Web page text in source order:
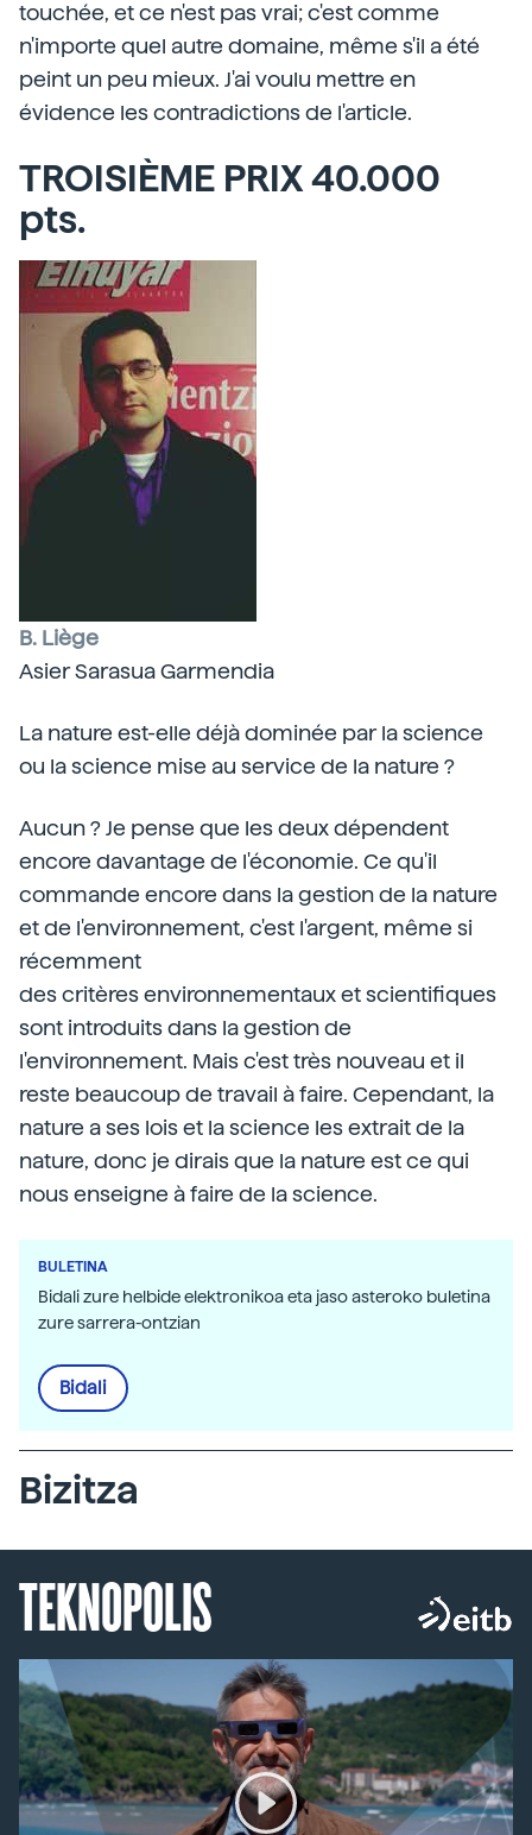
touchée, et ce n'est pas vrai; c'est comme
n'importe quel autre domaine, même s'il a été
peint un peu mieux. J'ai voulu mettre en
évidence les contradictions de l'article.
TROISIÈME PRIX 40.000
pts.
B. Liège
Asier Sarasua Garmendia
La nature est-elle déjà dominée par la science
ou la science mise au service de la nature ?
Aucun ? Je pense que les deux dépendent
encore davantage de l'économie. Ce qu'il
commande encore dans la gestion de la nature
et de l'environnement, c'est l'argent, même si
récemment
des critères environnementaux et scientifiques
sont introduits dans la gestion de
l'environnement. Mais c'est très nouveau et il
reste beaucoup de travail à faire. Cependant, la
nature a ses lois et la science les extrait de la
nature, donc je dirais que la nature est ce qui
nous enseigne à faire de la science.
BULETINA
Bidali zure helbide elektronikoa eta jaso asteroko buletina
zure sarrera-ontzian
Bidali
Bizitza
TEKNOPOLIS